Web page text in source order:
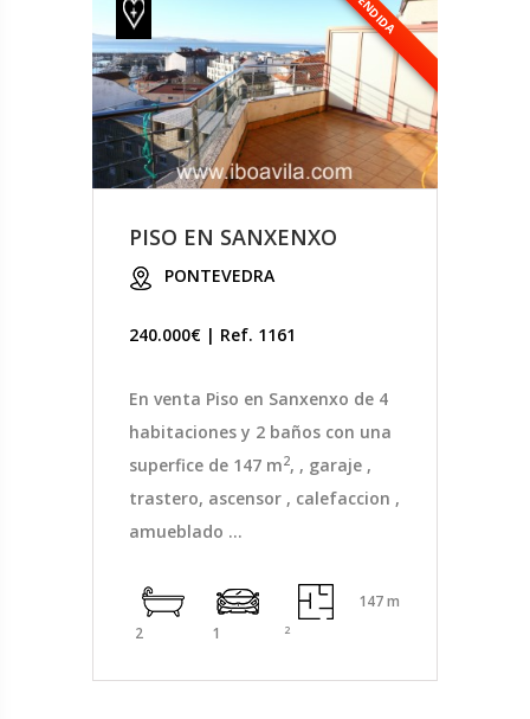
VENDIDA
PISO EN SANXENXO
PONTEVEDRA
240.000€ | Ref. 1161
En venta Piso en Sanxenxo de 4
habitaciones y 2 baños con una
superfice de 147 m2, , garaje ,
trastero, ascensor , calefaccion ,
amueblado ...
2 1
147 m
2